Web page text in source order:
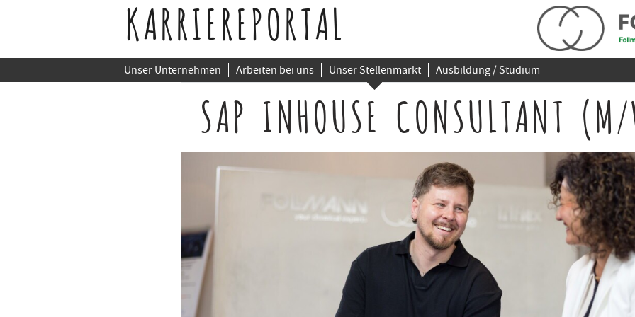
KARRIEREPORTAL
Unser Unternehmen Arbeiten bei uns Unser Stellenmarkt Ausbildung / Studium
SAP INHOUSE CONSULTANT